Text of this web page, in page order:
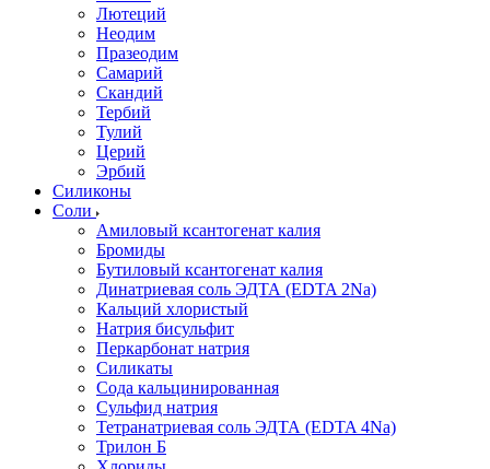
Лютеций
Неодим
Празеодим
Самарий
Скандий
Тербий
Тулий
Церий
Эрбий
Силиконы
Соли
Амиловый ксантогенат калия
Бромиды
Бутиловый ксантогенат калия
Динатриевая соль ЭДТА (EDTA 2Na)
Кальций хлористый
Натрия бисульфит
Перкарбонат натрия
Силикаты
Сода кальцинированная
Сульфид натрия
Тетранатриевая соль ЭДТА (EDTA 4Na)
Трилон Б